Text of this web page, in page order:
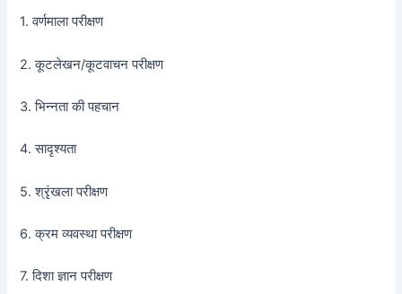
1. वर्णमाला परीक्षण
2. कूटलेखन/कूटवाचन परीक्षण
3. भिन्नता की पहचान
4. सादृश्यता
5. श्रृंखला परीक्षण
6. क्रम व्यवस्था परीक्षण
7. दिशा ज्ञान परीक्षण